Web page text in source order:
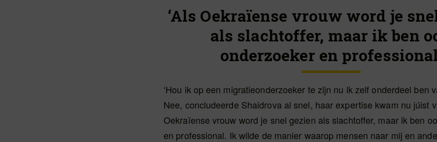
‘Als Oekraïense vrouw word je
als slachtoffer, maar ik ben
onderzoeker en
‘Hou ik op een migratieonderzoeker te zijn nu ik zelf onderdeel ben
Nee, concludeerde Shaidrova al snel, haar expertise kwam nu júist
Oekraïense vrouw word je snel gezien als slachtoffer, maar ik ben
en professional. Ik wilde de manier waarop mensen naar mij en